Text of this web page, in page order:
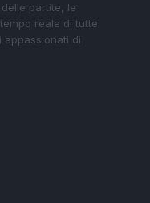
partite, le
reale di tutte
appassionati di